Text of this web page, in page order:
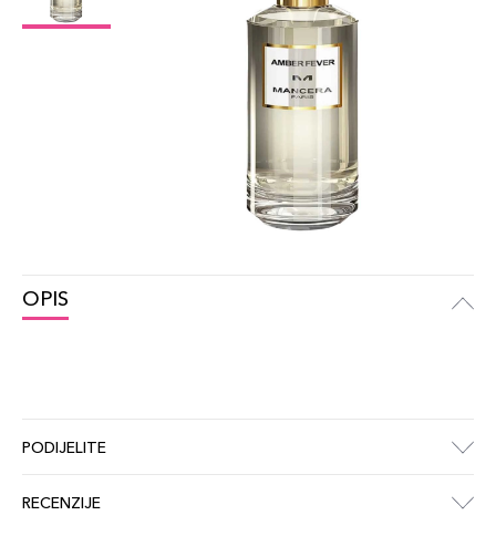
OPIS
PODIJELITE
RECENZIJE